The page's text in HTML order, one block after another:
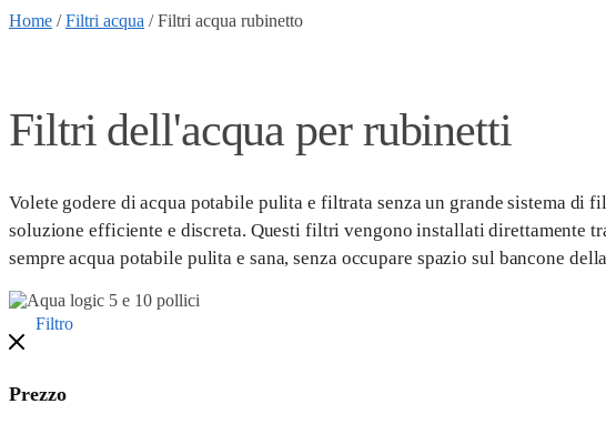
Home /Filtri acqua /Filtri acqua rubinetto
Filtri dell'acqua per rubinetti
Volete godere di acqua potabile pulita e filtrata senza un grande sistema
soluzione efficiente e discreta. Questi filtri vengono installati direttamente
sempre acqua potabile pulita e sana, senza occupare spazio sul bancone
Filtro
Prezzo